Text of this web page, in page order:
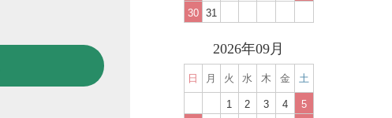
30 31
2026年09月
日 月 火 水 木 金 土
1 2 3 4
5